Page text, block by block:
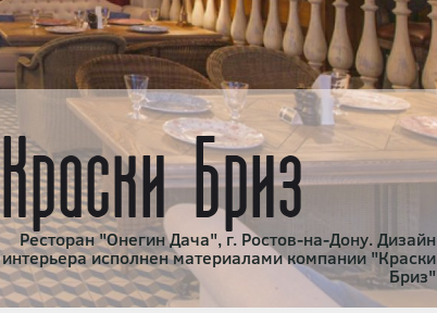
Краски Бриз
Ресторан "Онегин Дача", г. Ростов-на-Дону. Дизайн
интерьера исполнен материалами компании "Краски
Бриз"